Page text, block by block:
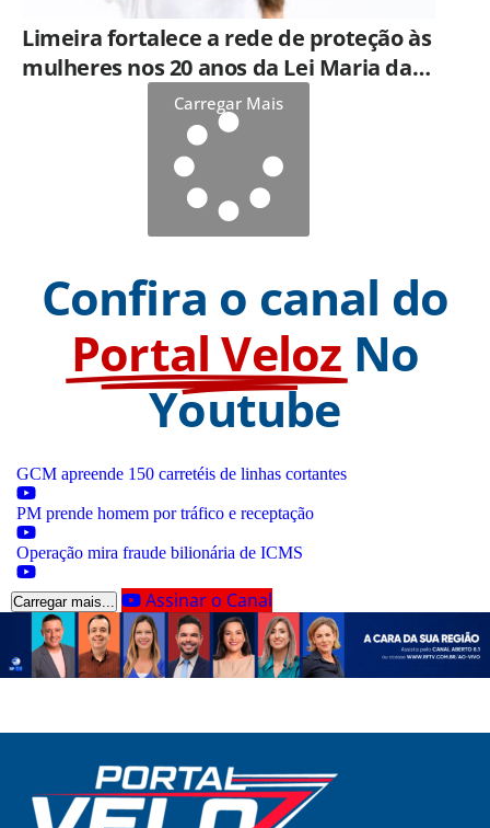
Limeira fortalece a rede de proteção às
mulheres nos 20 anos da Lei Maria da
Carregar Mais
Confira o canal do
Portal Veloz No
Youtube
GCM apreende 150 carretéis de linhas cortantes
PM prende homem por tráfico e receptação
Operação mira fraude bilionária de ICMS
Carregar mais... Assinar o Canal